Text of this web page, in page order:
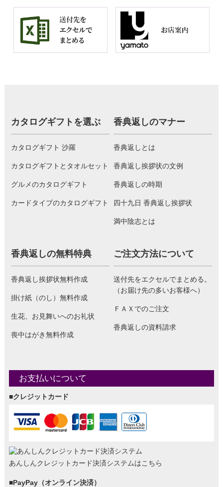
カタログギフトを選ぶ
カタログギフト 沙羅
カタログギフトとタオルセット
グルメのカタログギフト
カードタイプのカタログギフト
香典返しのマナー
香典返しとは
香典返し挨拶状の文例
香典返しの時期
四十九日 香典返し挨拶状
満中陰志とは
香典返しの無料特典
香典返し挨拶状無料作成
掛け紙（のし）無料作成
生花、お見舞いへのお礼状
喪中はがき無料作成
ご注文方法について
送付先をエクセルでまとめる。
（お届け先の多いお客様へ）
ＦＡＸでのご注文
香典返しの資料請求
お支払いについて
■クレジットカード
あんしんクレジットカード決済システムはこちら
■PayPay（オンライン決済）